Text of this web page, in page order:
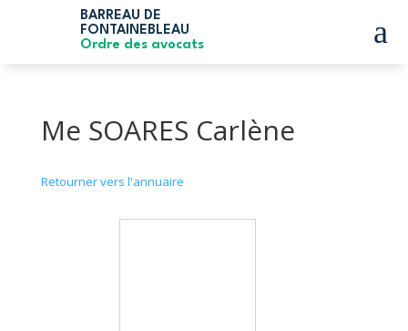
BARREAU DE
FONTAINEBLEAU
Ordre des avocats
a
Me SOARES Carlène
Retourner vers l'annuaire